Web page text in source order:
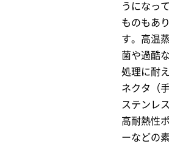
うになっ
ものもあ
す。高温
菌や過酷
処理に耐
ネクタ（
ステンレ
高耐熱性
ーなどの